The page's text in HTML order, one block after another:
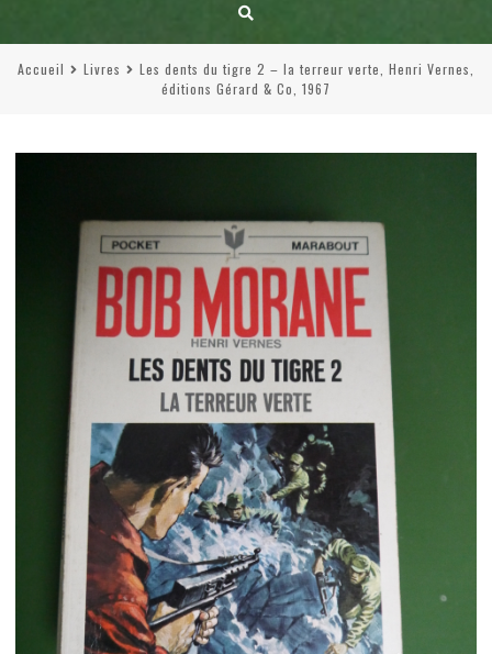
Accueil Livres
Les dents du tigre 2 – la terreur verte, Henri Vernes,
éditions Gérard & Co, 1967